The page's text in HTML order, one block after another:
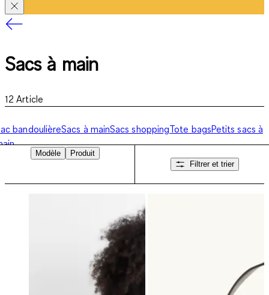
Sacs à main
12 Article
bandoulièreSacs à mainSacs shoppingTote bagsPetits sacs à
Modèle
Produit
Filtrer et trier